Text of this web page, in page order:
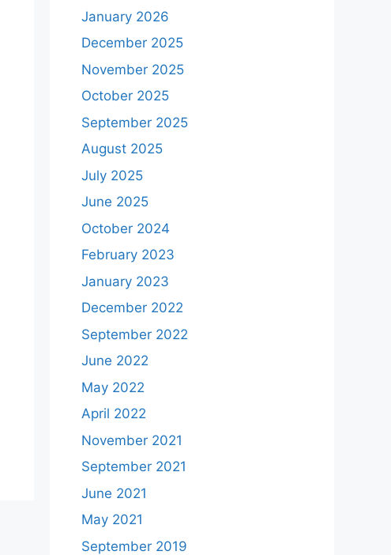
January 2026
December 2025
November 2025
October 2025
September 2025
August 2025
July 2025
June 2025
October 2024
February 2023
January 2023
December 2022
September 2022
June 2022
May 2022
April 2022
November 2021
September 2021
June 2021
May 2021
September 2019